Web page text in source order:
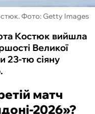
Фото: Getty Images
Костюк вийшла
Великої
23-тю сіяну
матч
2026»?